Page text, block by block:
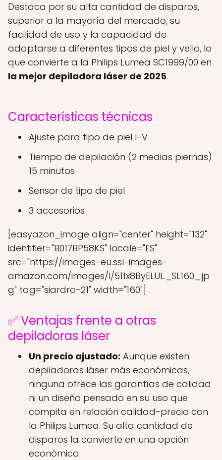
Destaca por su alta cantidad de disparos,
superior a la mayoría del mercado, su
facilidad de uso y la capacidad de
adaptarse a diferentes tipos de piel y vello, lo
que convierte a la Philips Lumea SC1999/00 en
la mejor depiladora láser de 2025.
Características técnicas
Ajuste para tipo de piel I-V
Tiempo de depilación (2 medias piernas)
15 minutos
Sensor de tipo de piel
3 accesorios
[easyazon_image align="center" height="132"
identifier="B017BP58KS" locale="ES"
src="https://images-eu.ssl-images-
amazon.com/images/I/511x8ByELUL._SL160_.jp
g" tag="siardro-21" width="160"]
✅ Ventajas frente a otras
depiladoras láser
Un precio ajustado: Aunque existen
depiladoras láser más económicas,
ninguna ofrece las garantías de calidad
ni un diseño pensado en su uso que
compita en relación calidad-precio con
la Philips Lumea. Su alta cantidad de
disparos la convierte en una opción
económica.